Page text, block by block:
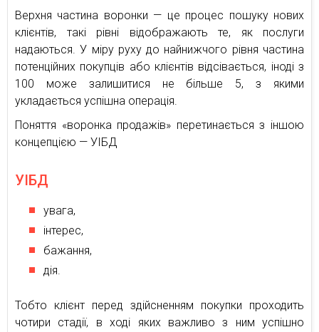
Верхня частина воронки — це процес пошуку нових
клієнтів, такі рівні відображають те, як послуги
надаються. У міру руху до найнижчого рівня частина
потенційних покупців або клієнтів відсівається, іноді з
100 може залишитися не більше 5, з якими
укладається успішна операція.
Поняття «воронка продажів» перетинається з іншою
концепцією — УІБД
УІБД
увага,
інтерес,
бажання,
дія.
Тобто клієнт перед здійсненням покупки проходить
чотири стадії, в ході яких важливо з ним успішно